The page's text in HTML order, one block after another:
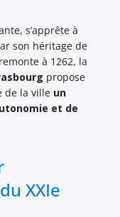
s’apprête à
son héritage de
à 1262, la
propose
de la ville un
et de
XXIe